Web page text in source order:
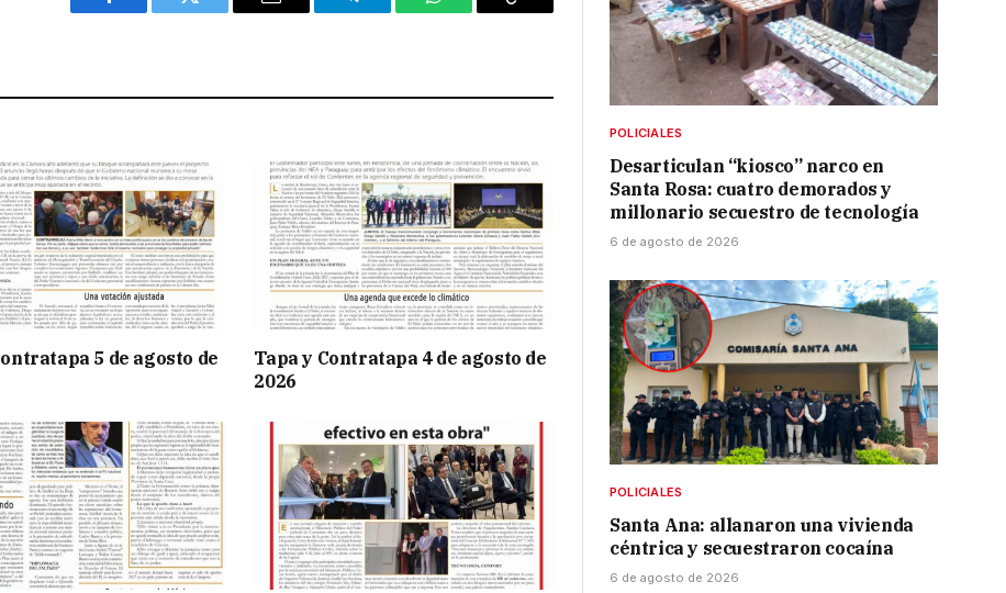
Facebook Twitter Email Telegram WhatsAppCopy
5 de agosto de
Tapa y Contratapa 4 de agosto de
2026
POLICIALES
Desarticulan “kiosco” narco en
Santa Rosa: cuatro demorados y
millonario secuestro de tecnología
6 de agosto de 2026
POLICIALES
Santa Ana: allanaron una vivienda
céntrica y secuestraron cocaína
6 de agosto de 2026